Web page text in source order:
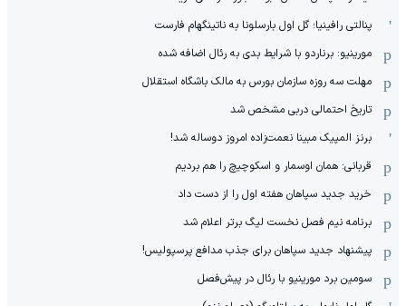
پنالتی رافینیا؛ گل اول بارسلونا به ناتینگهام فارست
مورینیو: برناردو با شرایط بدی به رئال اضافه شده
مهلت سه روزه سازمان بورس به مالک باشگاه استقلال
تاریخ احتمالی دربی مشخص شد
برنز المپیک مبینا نعمت‌زاده امروز دوساله شد!
قربانی: همان اوسمار و اسکوچیچ را هم بردیم
خرید جدید سپاهان هفته اول را از دست داد
برنامه نیم فصل نخست لیگ برتر اعلام شد
پیشنهاد جدید سپاهان برای جذب مدافع پرسپولیس!
سومین برد مورینیو با رئال در پیش‌فصل